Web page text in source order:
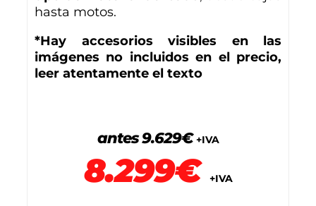
hasta motos.
*Hay accesorios visibles en las
imágenes no incluidos en el precio,
leer atentamente el texto
antes 9.629€+IVA
8.299€ +IVA